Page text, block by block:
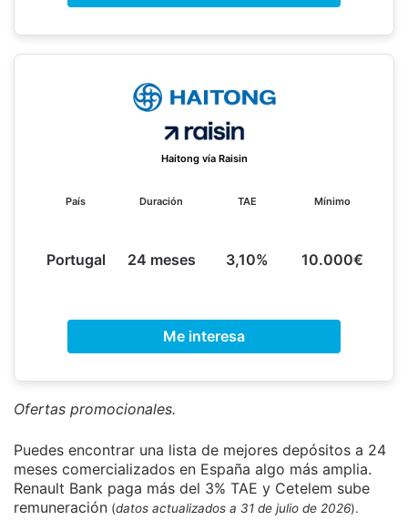
Haitong vía Raisin
País
Portugal
Duración
24 meses
TAE
3,10%
Mínimo
10.000€
Me interesa
Ofertas promocionales.
Puedes encontrar una lista de mejores depósitos a 24
meses comercializados en España algo más amplia.
Renault Bank paga más del 3% TAE y Cetelem sube
remuneración (datos actualizados a 31 de julio de 2026).